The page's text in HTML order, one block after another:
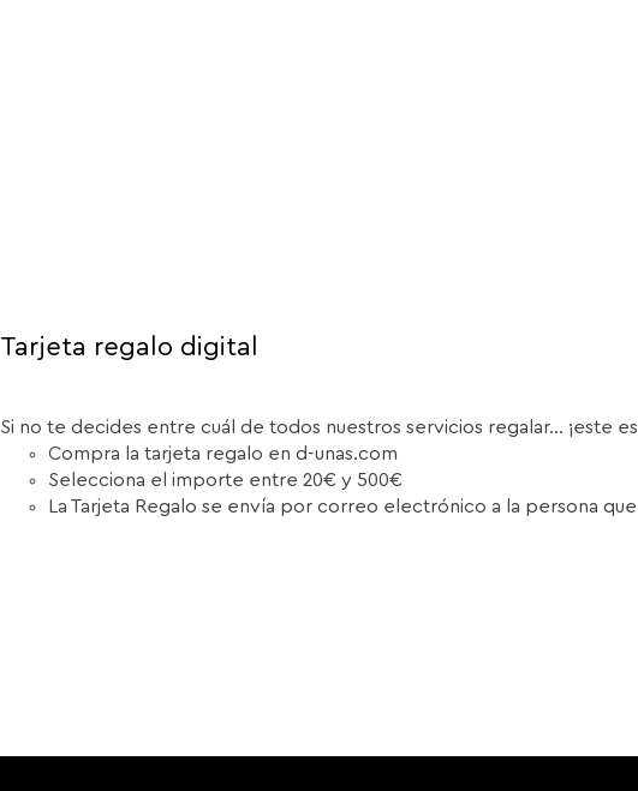
Tarjeta regalo digital
Si no te decides entre cuál de todos nuestros servicios regalar... ¡este
Compra la tarjeta regalo en d-unas.com
Selecciona el importe entre 20€ y 500€
La Tarjeta Regalo se envía por correo electrónico a la persona que